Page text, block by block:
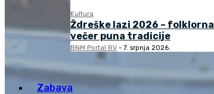
Kultura
Ždreške lazi 2026 – folklorna
večer puna tradicije
BNM Portal RV - 7. srpnja 2026.
Zabava